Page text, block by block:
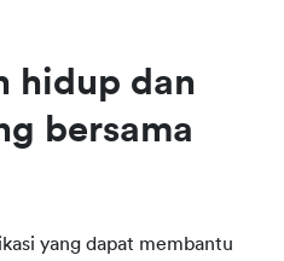
hidup dan
bersama
yang dapat membantu